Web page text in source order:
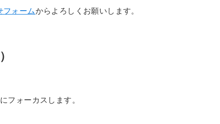
フォームからよろしくお願いします。
フォーカスします。